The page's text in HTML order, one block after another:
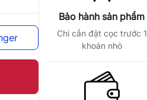
Bảo hành sản phẩm
Chỉ cần đặt cọc trước 1
khoản nhỏ